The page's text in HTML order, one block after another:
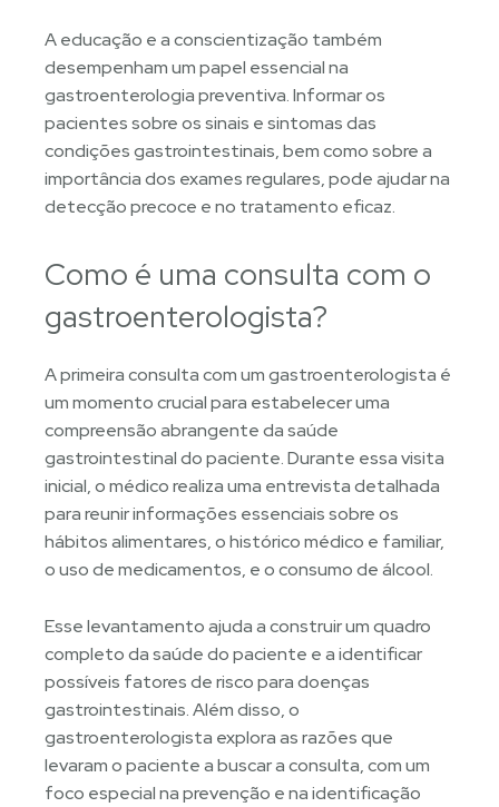
A educação e a conscientização também
desempenham um papel essencial na
gastroenterologia preventiva. Informar os
pacientes sobre os sinais e sintomas das
condições gastrointestinais, bem como sobre a
importância dos exames regulares, pode ajudar na
detecção precoce e no tratamento eficaz.
Como é uma consulta com o
gastroenterologista?
A primeira consulta com um gastroenterologista é
um momento crucial para estabelecer uma
compreensão abrangente da saúde
gastrointestinal do paciente. Durante essa visita
inicial, o médico realiza uma entrevista detalhada
para reunir informações essenciais sobre os
hábitos alimentares, o histórico médico e familiar,
o uso de medicamentos, e o consumo de álcool.
Esse levantamento ajuda a construir um quadro
completo da saúde do paciente e a identificar
possíveis fatores de risco para doenças
gastrointestinais. Além disso, o
gastroenterologista explora as razões que
levaram o paciente a buscar a consulta, com um
foco especial na prevenção e na identificação